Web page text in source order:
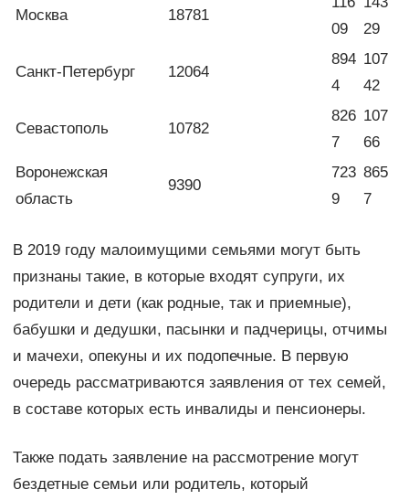
Москва 18781
09
29
Санкт-Петербург 12064
894
4
107
42
Севастополь 10782
826
7
107
66
Воронежская
область
9390
723
9
865
7
В 2019 году малоимущими семьями могут быть
признаны такие, в которые входят супруги, их
родители и дети (как родные, так и приемные),
бабушки и дедушки, пасынки и падчерицы, отчимы
и мачехи, опекуны и их подопечные. В первую
очередь рассматриваются заявления от тех семей,
в составе которых есть инвалиды и пенсионеры.
Также подать заявление на рассмотрение могут
бездетные семьи или родитель, который